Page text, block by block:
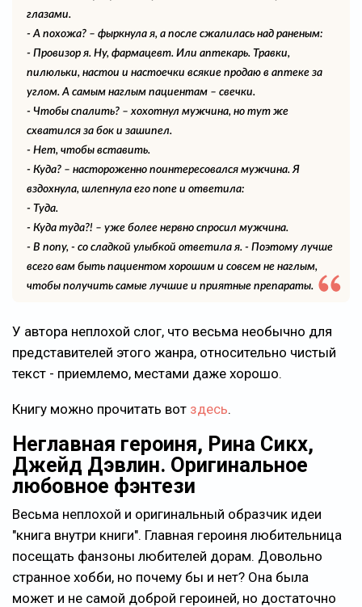
глазами.
- А похожа? – фыркнула я, а после сжалилась над раненым:
- Провизор я. Ну, фармацевт. Или аптекарь. Травки,
пилюльки, настои и настоечки всякие продаю в аптеке за
углом. А самым наглым пациентам – свечки.
- Чтобы спалить? – хохотнул мужчина, но тут же
схватился за бок и зашипел.
- Нет, чтобы вставить.
- Куда? – настороженно поинтересовался мужчина. Я
вздохнула, шлепнула его попе и ответила:
- Туда.
- Куда туда?! – уже более нервно спросил мужчина.
- В попу, - со сладкой улыбкой ответила я. - Поэтому лучше
всего вам быть пациентом хорошим и совсем не наглым,
чтобы получить самые лучшие и приятные препараты.
У автора неплохой слог, что весьма необычно для
представителей этого жанра, относительно чистый
текст - приемлемо, местами даже хорошо.
Книгу можно прочитать вот здесь.
Неглавная героиня, Рина Сикх,
Джейд Дэвлин. Оригинальное
любовное фэнтези
Весьма неплохой и оригинальный образчик идеи
"книга внутри книги". Главная героиня любительница
посещать фанзоны любителей дорам. Довольно
странное хобби, но почему бы и нет? Она была
может и не самой доброй героиней, но достаточно